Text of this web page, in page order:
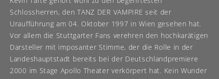
Schlossherren, den TANZ DER VAMPIRE seit der
Uraufführung am 04. Oktober 1997 in Wien gesehen hat.
Vor allem die Stuttgarter Fans verehren den hochkarätigen
Darsteller mit imposanter Stimme, der die Rolle in der
Landeshauptstadt bereits bei der Deutschlandpremiere
2000 im Stage Apollo Theater verkörpert hat. Kein Wunder